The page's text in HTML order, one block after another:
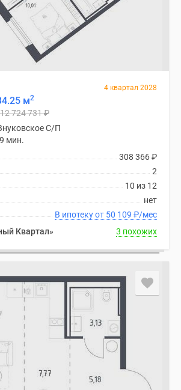
4 квартал 2028
м2
12 724 731₽
С/П
мин.
308 366₽
2
10 из 12
нет
В ипотеку от 50 109 ₽/мес
Квартал»
3 похожих